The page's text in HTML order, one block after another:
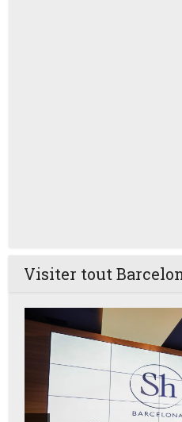
Visiter tout